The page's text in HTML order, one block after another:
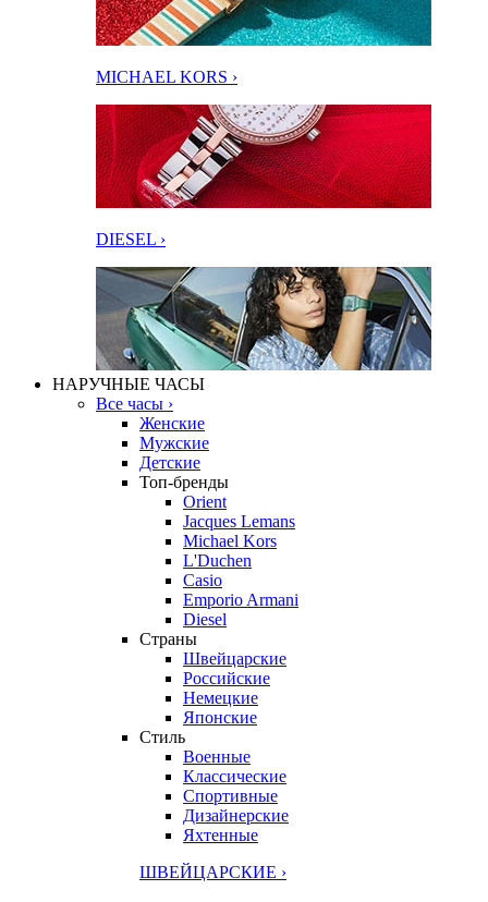
MICHAEL KORS ›
DIESEL ›
НАРУЧНЫЕ ЧАСЫ
Все часы ›
Женские
Мужские
Детские
Топ-бренды
Orient
Jacques Lemans
Michael Kors
L'Duchen
Casio
Emporio Armani
Diesel
Страны
Швейцарские
Российские
Немецкие
Японские
Стиль
Военные
Классические
Спортивные
Дизайнерские
Яхтенные
ШВЕЙЦАРСКИЕ ›